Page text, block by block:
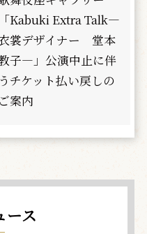
「Kabuki Extra Talk―
裳デザイナー 堂本
子―」公演中止に伴
うチケット払い戻しの
ご案内
ース